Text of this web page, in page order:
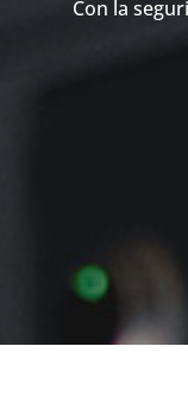
Con la